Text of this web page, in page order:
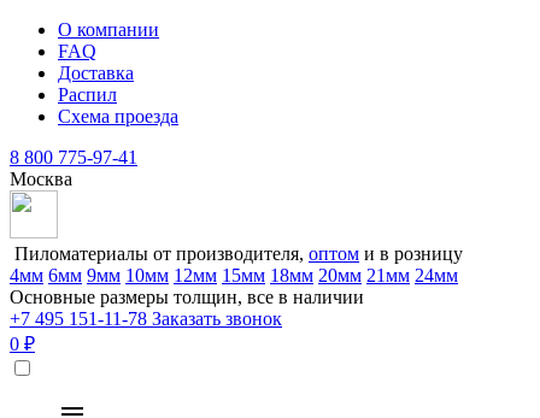
О компании
FAQ
Доставка
Распил
Схема проезда
8 800 775-97-41
Москва
Пиломатериалы от производителя, оптом и в розницу
4мм 6мм 9мм 10мм 12мм 15мм 18мм 20мм 21мм 24мм
Основные размеры толщин, все в наличии
+7 495 151-11-78 Заказать звонок
0 ₽